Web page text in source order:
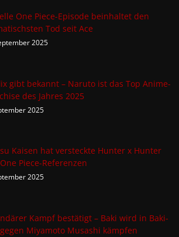
One Piece-Episode beinhaltet den
Tod seit Ace
2025
gibt bekannt – Naruto ist das Top Anime-
des Jahres 2025
2025
Kaisen hat versteckte Hunter x Hunter
Piece-Referenzen
2025
Kampf bestätigt – Baki wird in Baki-
Miyamoto Musashi kämpfen